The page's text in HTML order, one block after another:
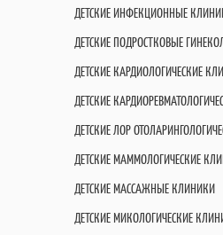
ДЕТСКИЕ ИНФЕКЦИОННЫЕ
ДЕТСКИЕ ПОДРОСТКОВЫЕ
ДЕТСКИЕ КАРДИОЛОГИЧЕСКИЕ
ДЕТСКИЕ
ДЕТСКИЕ ЛОР
ДЕТСКИЕ МАММОЛОГИЧЕСКИЕ
ДЕТСКИЕ МАССАЖНЫЕ КЛИНИКИ
ДЕТСКИЕ МИКОЛОГИЧЕСКИЕ